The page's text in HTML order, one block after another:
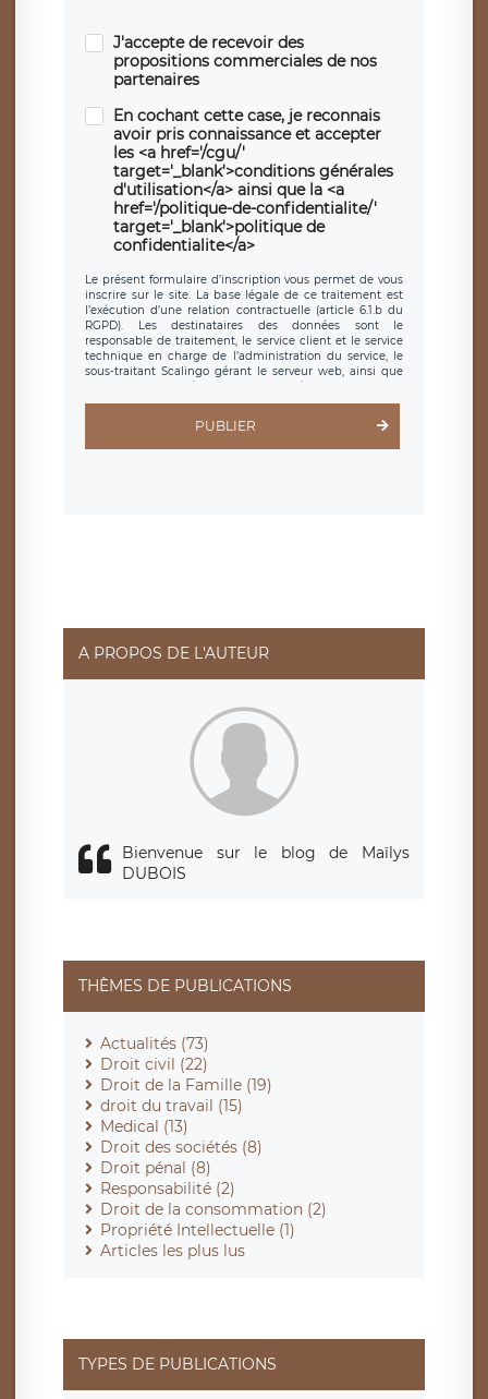
J'accepte de recevoir des
propositions commerciales de nos
partenaires
En cochant cette case, je reconnais
avoir pris connaissance et accepter
les <a href='/cgu/'
target='_blank'>conditions générales
d'utilisation</a> ainsi que la <a
href='/politique-de-confidentialite/'
target='_blank'>politique de
confidentialite</a>
Le présent formulaire d’inscription vous permet de vous
inscrire sur le site. La base légale de ce traitement est
l’exécution d’une relation contractuelle (article 6.1.b du
RGPD). Les destinataires des données sont le
responsable de traitement, le service client et le service
technique en charge de l’administration du service, le
sous-traitant Scalingo gérant le serveur web, ainsi que
d’inscription est hébergé sur un serveur hébergé par
clauses de
protection conformes au RGPD
. Les données collectées
sont conservées jusqu’à ce que l’Internaute en sollicite la
rue Léopold Sédar Senghor, joignable à l’adresse mail :
responsabledetraitement@legavox.fr. Vous avez
également le droit d’introduire une réclamation auprès
d’une autorité de contrôle.
PUBLIER
A PROPOS DE L'AUTEUR
Bienvenue sur le blog de Maïlys
DUBOIS
THÈMES DE PUBLICATIONS
Actualités (73)
Droit civil (22)
Droit de la Famille (19)
droit du travail (15)
Medical (13)
Droit des sociétés (8)
Droit pénal (8)
Responsabilité (2)
Droit de la consommation (2)
Propriété Intellectuelle (1)
Articles les plus lus
TYPES DE PUBLICATIONS